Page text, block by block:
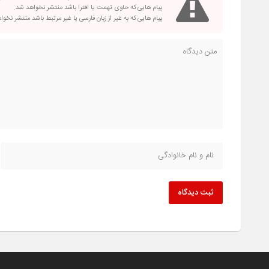
پیام هایی که حاوی تهمت یا افترا باشد منتشر نخواهد شد.
پیام هایی که به غیر از زبان فارسی یا غیر مرتبط باشد منتشر
ثبت دیدگاه